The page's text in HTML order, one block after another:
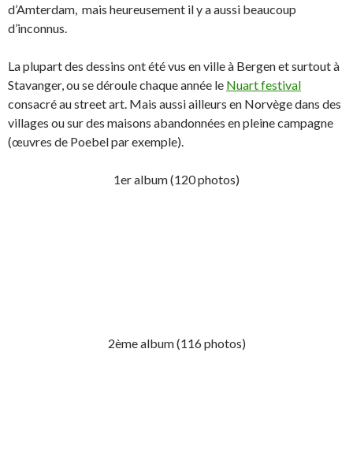
d’Amterdam, mais heureusement il y a aussi beaucoup
d’inconnus.
La plupart des dessins ont été vus en ville à Bergen et surtout à
Stavanger, ou se déroule chaque année le Nuart festival
consacré au street art. Mais aussi ailleurs en Norvège dans des
villages ou sur des maisons abandonnées en pleine campagne
(œuvres de Poebel par exemple).
1er album (120 photos)
2ème album (116 photos)